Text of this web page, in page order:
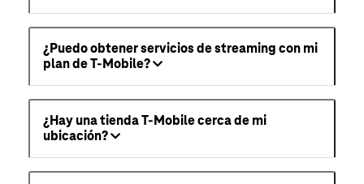
¿Puedo obtener servicios de streaming con mi
plan de T-Mobile?
¿Hay una tienda T-Mobile cerca de mi
ubicación?